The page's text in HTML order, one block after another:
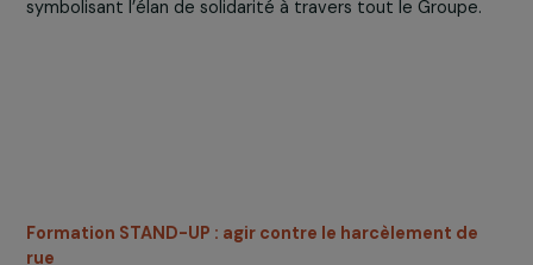
Les collaboratrices et collaborateurs de Vinkig, filiale du Groupe
l’opération podomètre des marches collectives ont été